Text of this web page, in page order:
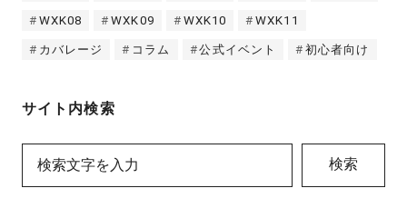
WXK08 WXK09 WXK10 WXK11
カバレージ コラム 公式イベント 初心者向け
サイト内検索
検索